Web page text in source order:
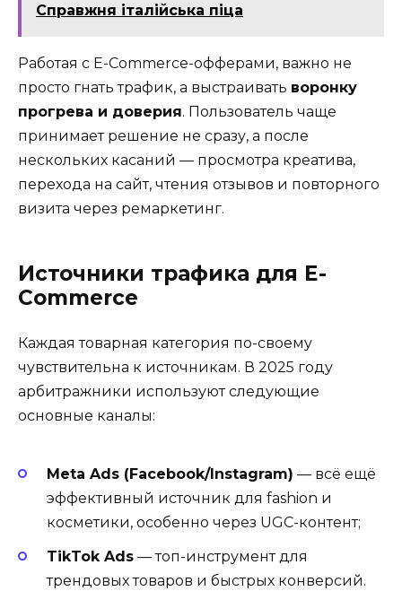
Справжня італійська піца
Работая с E-Commerce-офферами, важно не
просто гнать трафик, а выстраивать воронку
прогрева и доверия. Пользователь чаще
принимает решение не сразу, а после
нескольких касаний — просмотра креатива,
перехода на сайт, чтения отзывов и повторного
визита через ремаркетинг.
Источники трафика для E-
Commerce
Каждая товарная категория по-своему
чувствительна к источникам. В 2025 году
арбитражники используют следующие
основные каналы:
Meta Ads (Facebook/Instagram) — всё ещё
эффективный источник для fashion и
косметики, особенно через UGC-контент;
TikTok Ads — топ-инструмент для
трендовых товаров и быстрых конверсий.